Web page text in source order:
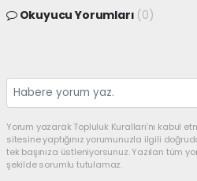
Okuyucu Yorumları (0)
Yorum yazarak Topluluk Kuralları’nı kabul
sitesine yaptığınız yorumunuzla ilgili
tek başınıza üstleniyorsunuz. Yazılan tüm
şekilde sorumlu tutulamaz.